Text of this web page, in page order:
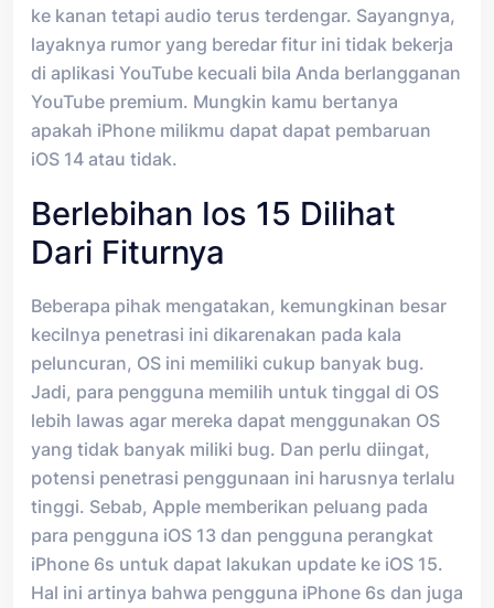
ke kanan tetapi audio terus terdengar. Sayangnya,
layaknya rumor yang beredar fitur ini tidak bekerja
di aplikasi YouTube kecuali bila Anda berlangganan
YouTube premium. Mungkin kamu bertanya
apakah iPhone milikmu dapat dapat pembaruan
iOS 14 atau tidak.
Berlebihan Ios 15 Dilihat
Dari Fiturnya
Beberapa pihak mengatakan, kemungkinan besar
kecilnya penetrasi ini dikarenakan pada kala
peluncuran, OS ini memiliki cukup banyak bug.
Jadi, para pengguna memilih untuk tinggal di OS
lebih lawas agar mereka dapat menggunakan OS
yang tidak banyak miliki bug. Dan perlu diingat,
potensi penetrasi penggunaan ini harusnya terlalu
tinggi. Sebab, Apple memberikan peluang pada
para pengguna iOS 13 dan pengguna perangkat
iPhone 6s untuk dapat lakukan update ke iOS 15.
Hal ini artinya bahwa pengguna iPhone 6s dan juga